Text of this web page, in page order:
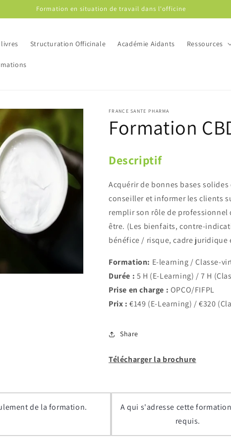
Formation en situation de travail dans l'officine
livres Structuration Officinale Académie Aidants Ressources
FRANCE SANTE PHARMA
Formation
Descriptif
Acquérir de bonnes bases
conseiller et informer les clients
remplir son rôle de
être. (Les bienfaits, contre-
bénéfice / risque, cadre juridique
Formation: E-learning / Classe-
Durée : 5 H (E-Learning) / 7 H
Prise en charge : OPCO/FIFPL
Prix : €149 (E-Learning) / €320
Share
Télécharger la brochure
de la formation.
A qui s'adresse cette
requis.